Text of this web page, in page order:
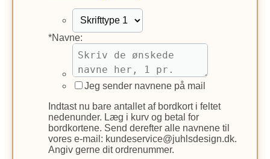
*Navne:
Jeg sender navnene på mail
Indtast nu bare antallet af bordkort i feltet
nedenunder. Læg i kurv og betal for
bordkortene. Send derefter alle navnene til
vores e-mail: kundeservice@juhlsdesign.dk.
Angiv gerne dit ordrenummer.